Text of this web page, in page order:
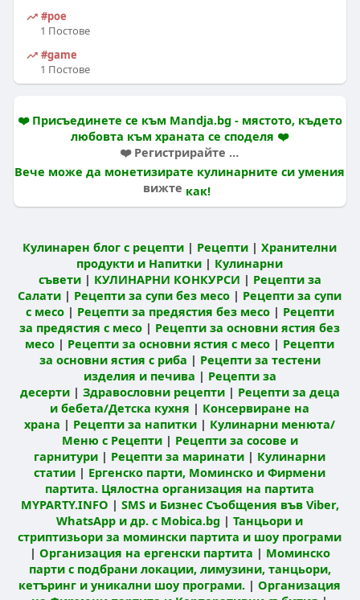
#poe
1 Постове
#game
1 Постове
❤️ Присъединете се към Mandja.bg - мястото, където
любовта към храната се споделя ❤️
❤️ Регистрирайте се и влезте в нашия вкусен свят ❤️
Вече може да монетизирате кулинарните си умения
вижте как!
Кулинарен блог с рецепти | Рецепти |Хранителни
продукти и Напитки | Кулинарни
съвети| КУЛИНАРНИ КОНКУРСИ | Рецепти за
Салати | Рецепти за супи без месо | Рецепти за супи
с месо| Рецепти за предястия без месо| Рецепти
за предястия с месо | Рецепти за основни ястия без
месо | Рецепти за основни ястия с месо | Рецепти
за основни ястия с риба | Рецепти за тестени
изделия и печива | Рецепти за
десерти| Здравословни рецепти| Рецепти за деца
и бебета/Детска кухня | Консервиране на
храна | Рецепти за напитки | Кулинарни менюта/
Меню с Рецепти| Рецепти за сосове и
гарнитури | Рецепти за маринати | Кулинарни
статии | Ергенско парти, Моминско и Фирмени
партита. Цялостна организация на партита
MYPARTY.INFO | SMS и Бизнес Съобщения във Viber,
WhatsApp и др. с Mobica.bg |Танцьори и
стриптизьори за момински партита и шоу програми
| Организация на ергенски партита | Моминско
парти с подбрани локации, лимузини, танцьори,
кетъринг и уникални шоу програми. |Организация